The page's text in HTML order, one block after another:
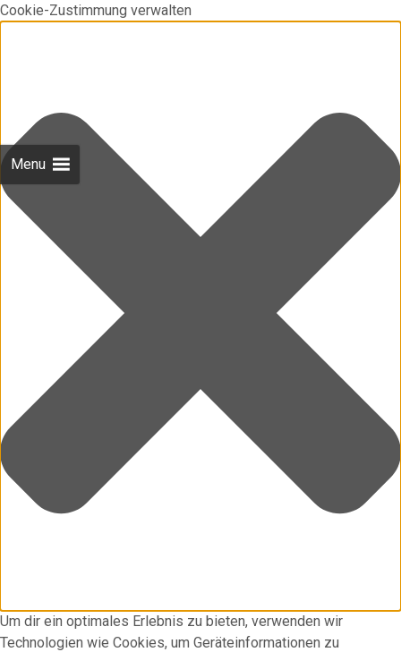
Cookie-Zustimmung verwalten
Um dir ein optimales Erlebnis zu bieten, verwenden wir
Technologien wie Cookies, um Geräteinformationen zu
Menu